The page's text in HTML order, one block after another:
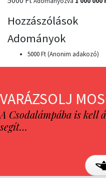
Hozzászólások
Adományok
5000 Ft (Anonim adakozó)
VARÁZSOLJ
A Csodalámpába is kell
segít…